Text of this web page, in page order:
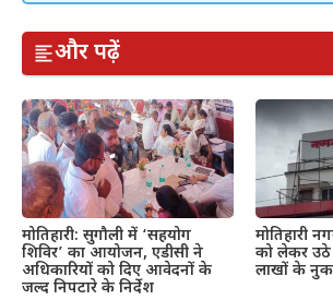
और पढ़ें
मोतिहारी: सुगौली में ‘सहयोग
शिविर’ का आयोजन, एडीसी ने
अधिकारियों को दिए आवेदनों के
जल्द निपटारे के निर्देश
मोतिहारी
को लेकर उठे
लाखों के